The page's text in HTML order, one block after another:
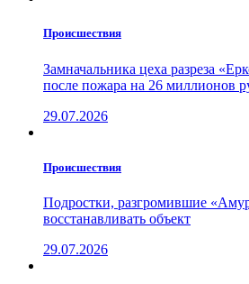
Проиcшествия
Замначальника цеха разреза
после пожара на 26 миллионов
29.07.2026
Проиcшествия
Подростки, разгромившие
восстанавливать объект
29.07.2026